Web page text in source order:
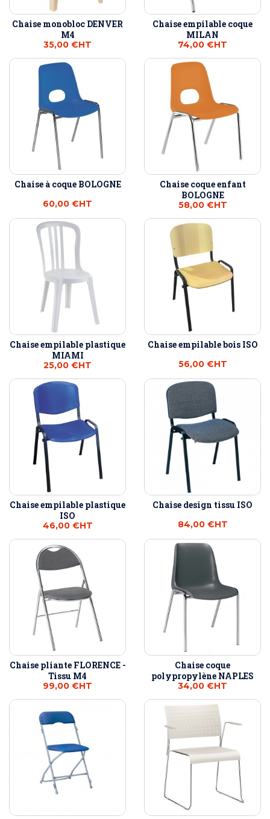
Chaise monobloc DENVER
M4
35,00 €HT
Chaise empilable coque
MILAN
74,00 €HT
Chaise à coque BOLOGNE
60,00 €HT
Chaise coque enfant
BOLOGNE
58,00 €HT
Chaise empilable plastique
MIAMI
25,00 €HT
Chaise empilable bois ISO
56,00 €HT
Chaise empilable plastique
ISO
46,00 €HT
Chaise design tissu ISO
84,00 €HT
Chaise pliante FLORENCE -
Tissu M4
99,00 €HT
Chaise coque
polypropylène NAPLES
34,00 €HT